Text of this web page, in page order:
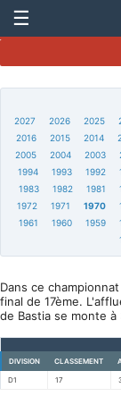
☰
2027
2026 2025
2016
2015 2014
2005
2004 2003
1994
1993 1992
1983
1982 1981
1972
1971 1970
1961
1960 1959
Dans ce
final de 17ème.
de Bastia se monte
DIVISION CLASSEMENT
D1 17